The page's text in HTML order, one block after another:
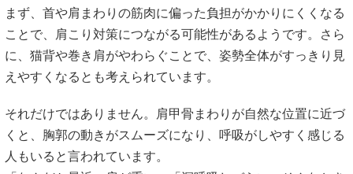
まず、首や肩まわりの筋肉に偏った負担がかかりにくくなる
ことで、肩こり対策につながる可能性があるようです。さら
に、猫背や巻き肩がやわらぐことで、姿勢全体がすっきり見
えやすくなるとも考えられています。
それだけではありません。肩甲骨まわりが自然な位置に近づ
くと、胸郭の動きがスムーズになり、呼吸がしやすく感じる
人もいると言われています。